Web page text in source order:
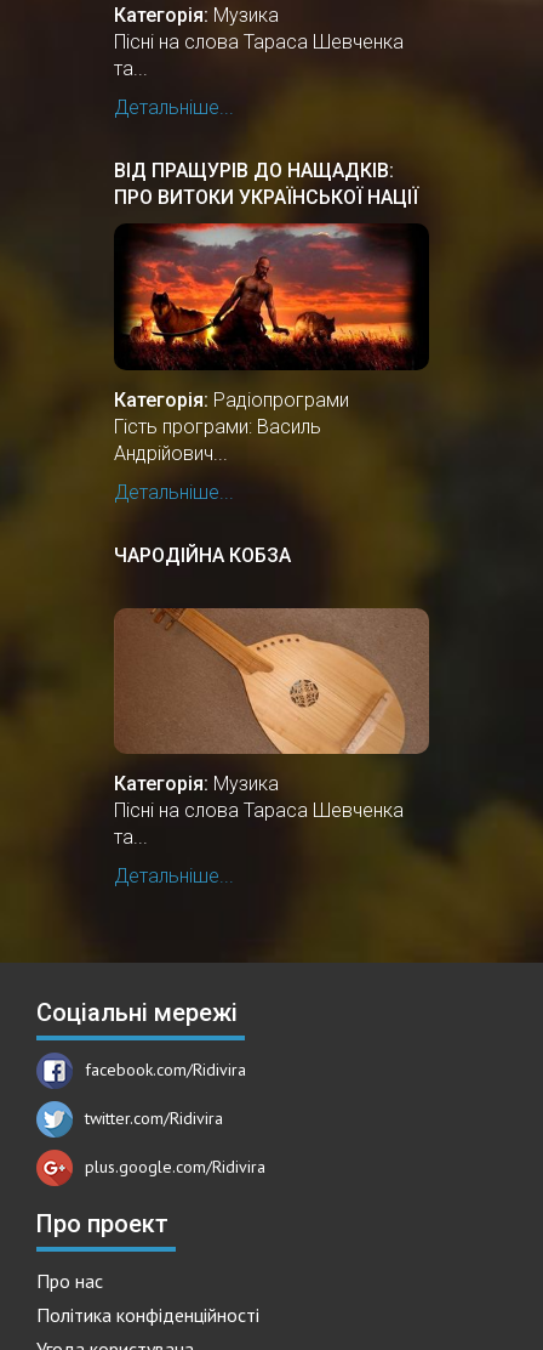
Категорія: Музика
Пісні на слова Тараса Шевченка
та...
Детальніше...
ВІД ПРАЩУРІВ ДО НАЩАДКІВ:
ПРО ВИТОКИ УКРАЇНСЬКОЇ НАЦІЇ
Категорія: Радіопрограми
Гість програми: Василь
Андрійович...
Детальніше...
ЧАРОДІЙНА КОБЗА
Категорія: Музика
Пісні на слова Тараса Шевченка
та...
Детальніше...
Соціальні мережі
facebook.com/Ridivira
twitter.com/Ridivira
plus.google.com/Ridivira
Про проект
Про нас
Політика конфіденційності